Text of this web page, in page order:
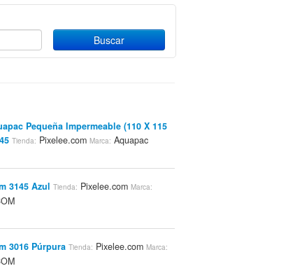
Pequeña Impermeable (110 X 115
Tienda: Pixelee.com Marca: Aquapac
3145 Azul Tienda: Pixelee.com Marca:
3016 Púrpura Tienda: Pixelee.com Marca: